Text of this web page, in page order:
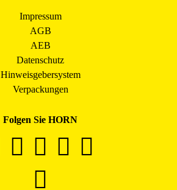
Impressum
AGB
AEB
Datenschutz
Hinweisgebersystem
Verpackungen
Folgen Sie HORN